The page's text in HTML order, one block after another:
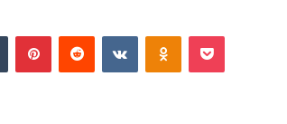
Tumblr PinterestReddit VKontakteOdnoklassniki
Pocket